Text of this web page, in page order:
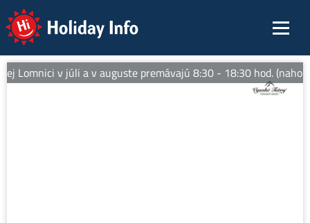
Holiday Info
Lomnici v júli a v auguste premávajú 8:30 - 18:30 hod.